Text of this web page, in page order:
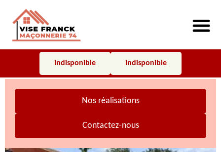
indisponible indisponible
Nos réalisations
Contactez-nous